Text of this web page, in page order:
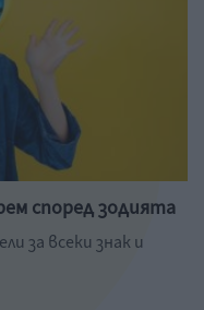
според зодията
за всеки знак и